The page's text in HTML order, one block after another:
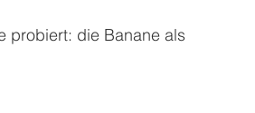
probiert: die Banane als